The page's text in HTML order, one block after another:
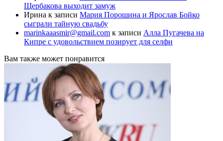
Щербакова выходит замуж
Ирина к записи Мария Порошина и Ярослав Бойко
сыграли тайную свадьбу
marinkaaasmir@gmail.com к записи Алла Пугачева на
Кипре с удовольствием позирует для селфи
Вам также может понравится